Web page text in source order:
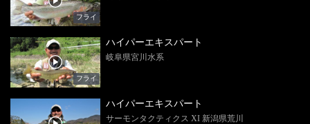
フライ
フライ
ハイパーエキスパート
岐阜県宮川水系
ハイパーエキスパート
サーモンタクティクス XI 新潟県荒川